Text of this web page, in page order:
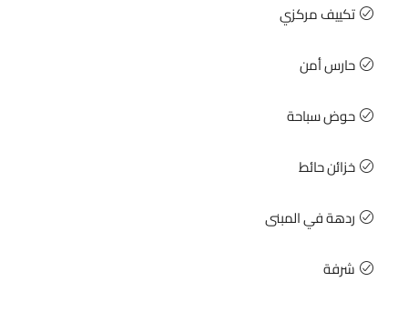
تكييف مركزي
حارس أمن
حوض سباحة
خزائن حائط
ردهة في المبنى
شرفة